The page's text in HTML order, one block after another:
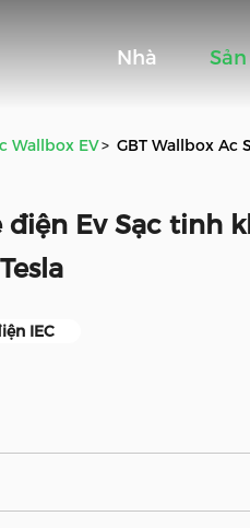
Nhà
Wallbox EV> GBT Wallbox Ac
điện Ev Sạc tinh
IEC